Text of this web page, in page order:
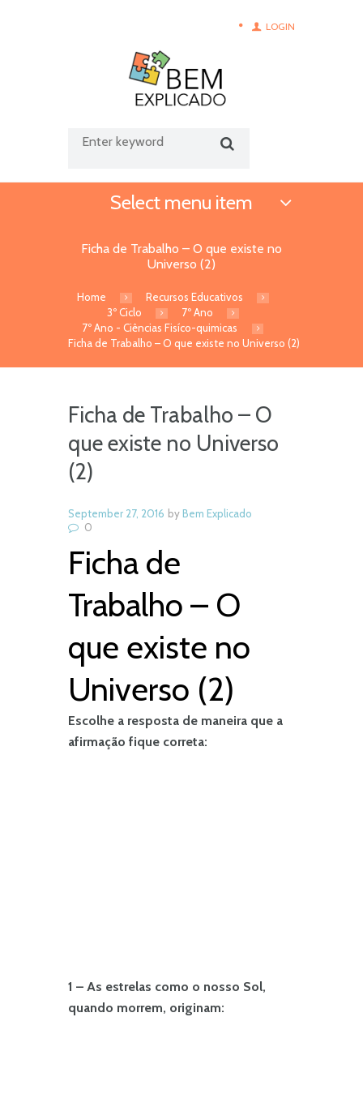
LOGIN
Select menu item
Ficha de Trabalho – O que existe no
Universo (2)
Home
Recursos Educativos
3º Ciclo
7º Ano
7º Ano - Ciências Fisíco-quimicas
Ficha de Trabalho – O que existe no Universo (2)
Ficha de Trabalho – O
que existe no Universo
(2)
September 27, 2016 byBem Explicado
0
Ficha de
Trabalho – O
que existe no
Universo (2)
Escolhe a resposta de maneira que a
afirmação fique correta:
1 – As estrelas como o nosso Sol,
quando morrem, originam: